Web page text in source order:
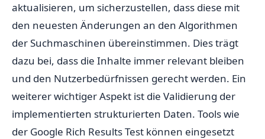
aktualisieren, um sicherzustellen, dass diese mit
den neuesten Änderungen an den Algorithmen
der Suchmaschinen übereinstimmen. Dies trägt
dazu bei, dass die Inhalte immer relevant bleiben
und den Nutzerbedürfnissen gerecht werden. Ein
weiterer wichtiger Aspekt ist die Validierung der
implementierten strukturierten Daten. Tools wie
der Google Rich Results Test können eingesetzt